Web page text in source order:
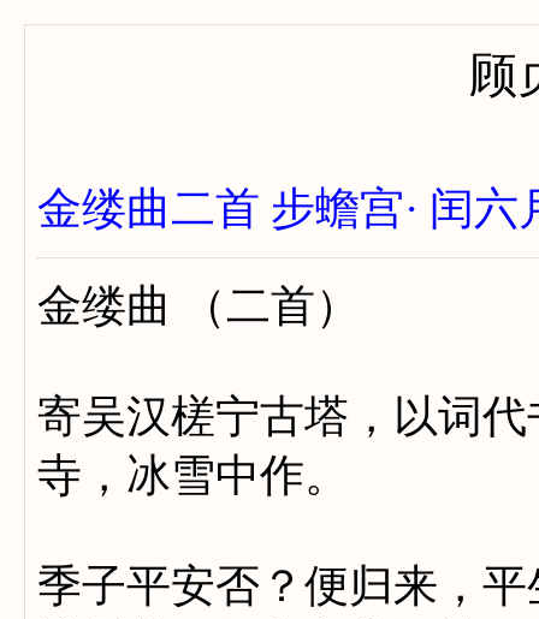
顾
金缕曲二首 步蟾宫· 闰六
金缕曲 （二首）
寄吴汉槎宁古塔，以词
寺，冰雪中作。
季子平安否？便归来，